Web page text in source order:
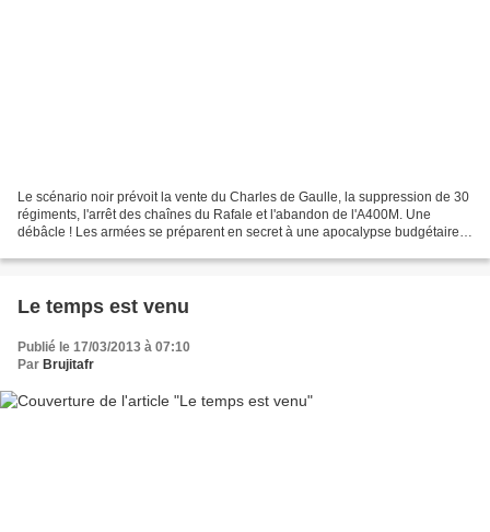
Le scénario noir prévoit la vente du Charles de Gaulle, la suppression de 30
régiments, l'arrêt des chaînes du Rafale et l'abandon de l'A400M. Une
débâcle ! Les armées se préparent en secret à une apocalypse budgétaire.
Le temps est venu
Publié le 17/03/2013 à 07:10
Par Brujitafr